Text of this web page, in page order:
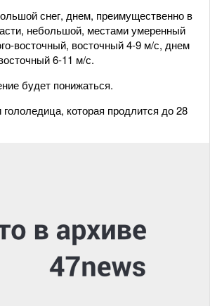
снег, днем, преимущественно в
небольшой, местами умеренный
восточный, восточный 4-9 м/с, днем
6-11 м/с.
будет понижаться.
которая продлится до 28